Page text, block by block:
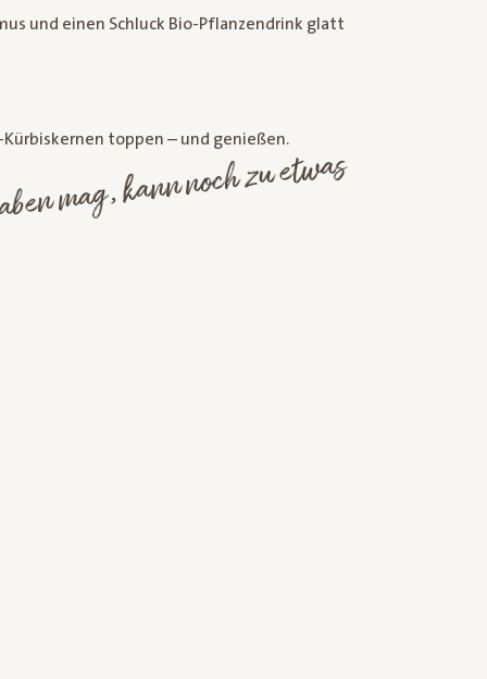
und einen Schluck Bio-Pflanzendrink glatt
toppen – und genießen.
et
haben
zu et